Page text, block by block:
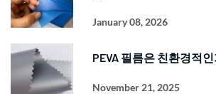
January 08, 2026
PEVA 필름은 친환경적
November 21, 2025